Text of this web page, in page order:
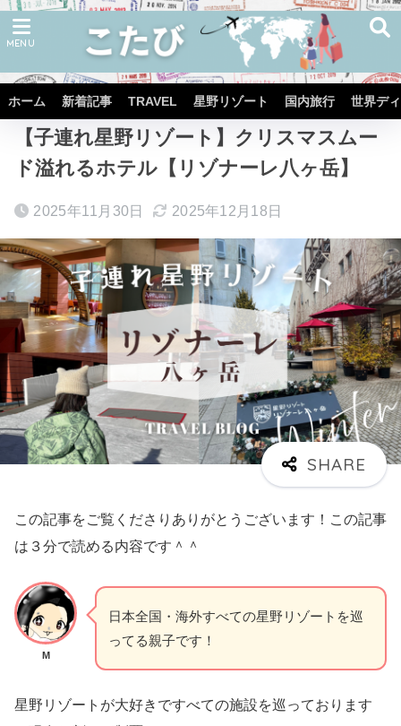
ホーム 新着記事 TRAVEL 星野リゾート 国内旅行 世界デ
ホーム TRAVEL JAPAN
【子連れ星野リゾート】クリスマスムー
ド溢れるホテル【リゾナーレ八ヶ岳】
2025年11月30日 2025年12月18日
この記事をご覧くださりありがとうございます！この記事
は３分で読める内容です＾＾
M
日本全国・海外すべての星野リゾートを巡
ってる親子です！
星野リゾートが大好きですべての施設を巡っております